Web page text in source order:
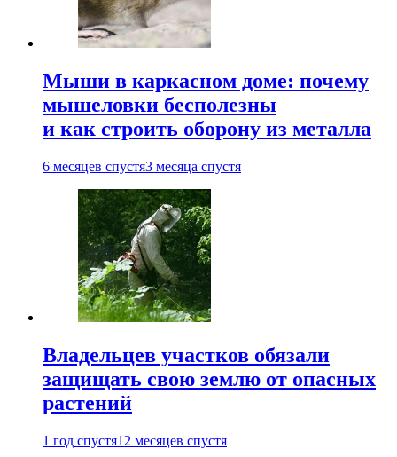
Мыши в каркасном доме: почему
мышеловки бесполезны
и как строить оборону из металла
6 месяцев спустя3 месяца спустя
Владельцев участков обязали
защищать свою землю от опасных
растений
1 год спустя12 месяцев спустя